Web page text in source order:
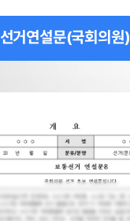
선거연설문(국회의원)